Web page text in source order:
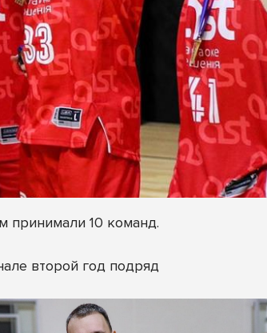
принимали 10 команд.
второй год подряд